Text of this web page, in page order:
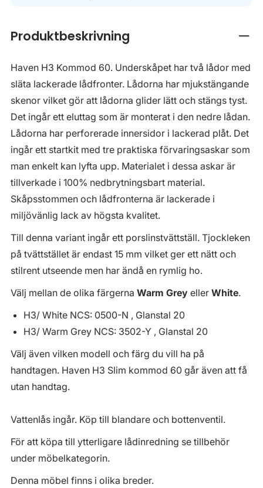
Produktbeskrivning
Haven H3 Kommod 60. Underskåpet har två lådor med
släta lackerade lådfronter. Lådorna har mjukstängande
skenor vilket gör att lådorna glider lätt och stängs tyst.
Det ingår ett eluttag som är monterat i den nedre lådan.
Lådorna har perforerade innersidor i lackerad plåt. Det
ingår ett startkit med tre praktiska förvaringsaskar som
man enkelt kan lyfta upp. Materialet i dessa askar är
tillverkade i 100% nedbrytningsbart material.
Skåpsstommen och lådfronterna är lackerade i
miljövänlig lack av högsta kvalitet.
Till denna variant ingår ett porslinstvättställ. Tjockleken
på tvättstället är endast 15 mm vilket ger ett nätt och
stilrent utseende men har ändå en rymlig ho.
Välj mellan de olika färgerna Warm Grey eller White.
H3/ White NCS: 0500-N , Glanstal 20
H3/ Warm Grey NCS: 3502-Y , Glanstal 20
Välj även vilken modell och färg du vill ha på
handtagen. Haven H3 Slim kommod 60 går även att få
utan handtag.
Vattenlås ingår. Köp till blandare och bottenventil.
För att köpa till ytterligare lådinredning se tillbehör
under möbelkategorin.
Denna möbel finns i olika breder.